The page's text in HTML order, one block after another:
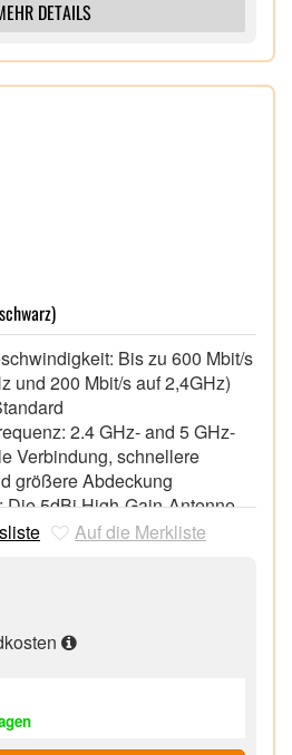
DETAILS
Bis zu 600 Mbit/s
und 200 Mbit/s auf 2,4GHz)
2.4 GHz- and 5 GHz-
Verbindung, schnellere
größere Abdeckung
Die 5dBi High-Gain-Antenne
und stärkeres
Kompatibel mit
und Mac OS X
verstellbar,
Auf die Merkliste